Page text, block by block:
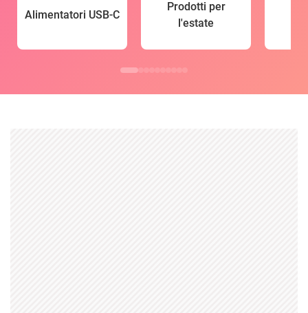
Alimentatori USB-C
Prodotti per
l'estate